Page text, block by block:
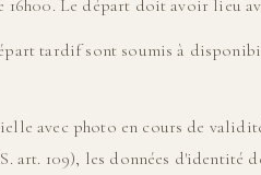
Le départ doit avoir lieu
tardif sont soumis à
avec photo en cours de
art. 109), les données d'identité